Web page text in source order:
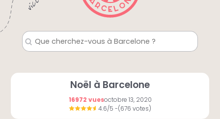
Noël à Barcelone
16972 vuesoctobre 13, 2020
4.6/5 -(676 votes)